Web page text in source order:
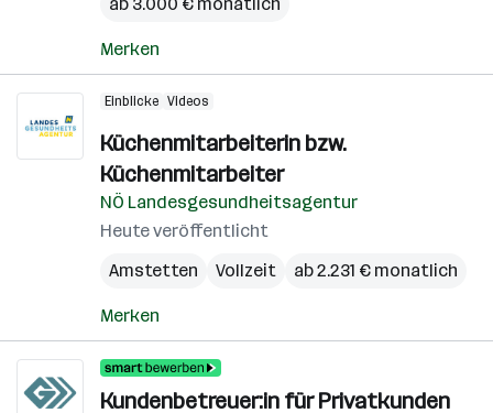
Merken
Einblicke Videos
Küchenmitarbeiterin bzw.
Küchenmitarbeiter
NÖ Landesgesundheitsagentur
Heute veröffentlicht
Amstetten
Vollzeit ab 2.231 € monatlich
Merken
Kundenbetreuer:in für Privatkunden